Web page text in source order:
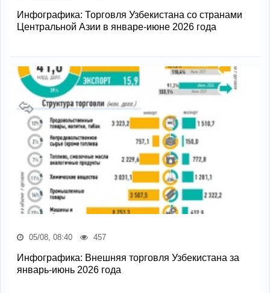
Инфографика: Торговля Узбекистана со странами
Центральной Азии в январе-июне 2026 года
05/08, 08:40 457
Инфографика: Внешняя торговля Узбекистана за
январь-июнь 2026 года